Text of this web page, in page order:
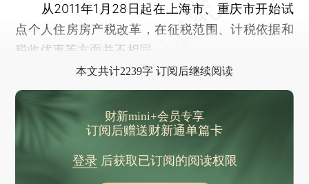
从2011年1月28日起在上海市、重庆市开始试
点个人住房房产税改革，在征税范围、计税依据和
税收优惠等方面并不相同。
本文共计2239字 订阅后继续阅读
财新mini+会员专享
订阅后赠送财新通单篇卡
登录后获取已订阅的阅读权限